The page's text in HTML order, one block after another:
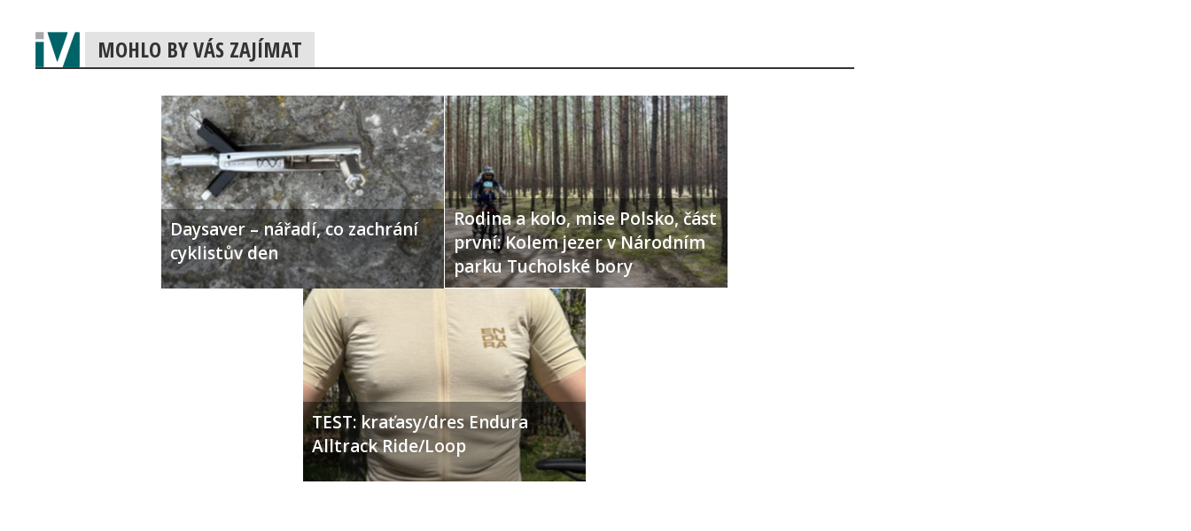
MOHLO BY VÁS ZAJÍMAT
Daysaver – nářadí, co zachrání
cyklistův den
Rodina a kolo, mise Polsko, část
první: Kolem jezer v Národním
parku Tucholské bory
TEST: kraťasy/dres Endura
Alltrack Ride/Loop